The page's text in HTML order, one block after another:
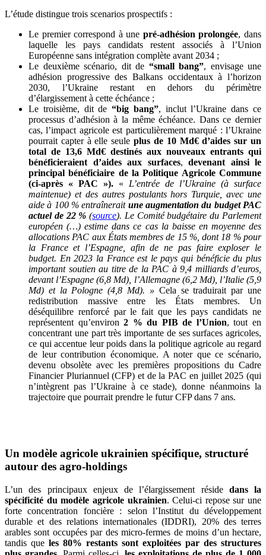
L’étude distingue trois scenarios prospectifs :
Le premier correspond à une pré-adhésion prolongée, dans
laquelle les pays candidats restent associés à l’Union
Européenne sans intégration complète avant 2034 ;
Le deuxième scénario, dit de “small bang”, envisage une
adhésion progressive des Balkans occidentaux à l’horizon
2030, l’Ukraine restant en dehors du périmètre
d’élargissement à cette échéance ;
Le troisième, dit de“big bang”, inclut l’Ukraine dans ce
processus d’adhésion à la même échéance. Dans ce dernier
cas, l’impact agricole est particulièrement marqué : l’Ukraine
pourrait capter à elle seuleplus de 10 Md€ d’aides sur un
total de 13,6 Md€ destinés aux nouveaux entrants qui
bénéficieraient d’aides aux surfaces, devenant ainsi le
principal bénéficiaire de la Politique Agricole Commune
(ci-après « PAC »). « L’entrée de l’Ukraine (à surface
maintenue) et des autres postulants hors Turquie, avec une
aide à 100 % entraînerait une augmentation du budget PAC
actuel de 22 % (source). Le Comité budgétaire du Parlement
européen (…) estime dans ce cas la baisse en moyenne des
allocations PAC aux États membres de 15 %, dont 18 % pour
la France et l’Espagne, afin de ne pas faire exploser le
budget. En 2023 la France est le pays qui bénéficie du plus
important soutien au titre de la PAC à 9,4 milliards d’euros,
devant l’Espagne (6,8 Md), l’Allemagne (6,2 Md), l’Italie (5,9
Md) et la Pologne (4,8 Md). » Cela se traduirait par une
redistribution massive entre les États membres. Un
déséquilibre renforcé par le fait que les pays candidats ne
représentent qu’environ2 % du PIB de l’Union, tout en
concentrant une part très importante de ses surfaces agricoles,
ce qui accentue leur poids dans la politique agricole au regard
de leur contribution économique. A noter que ce scénario,
devenu obsolète avec les premières propositions du Cadre
Financier Pluriannuel (CFP) et de la PAC en juillet 2025 (qui
n’intègrent pas l’Ukraine à ce stade), donne néanmoins la
trajectoire que pourrait prendre le futur CFP dans 7 ans.
Un modèle agricole ukrainien spécifique, structuré
autour des agro-holdings
L’un des principaux enjeux de l’élargissement réside dans la
spécificité du modèle agricole ukrainien. Celui-ci repose sur une
forte concentration foncière : selon l’Institut du développement
durable et des relations internationales (IDDRI), 20% des terres
arables sont occupées par des micro-fermes de moins d’un hectare,
tandis que les 80% restants sont exploitées par des structures